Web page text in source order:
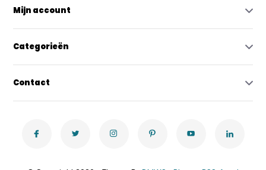
Mijn account
Categorieën
Contact